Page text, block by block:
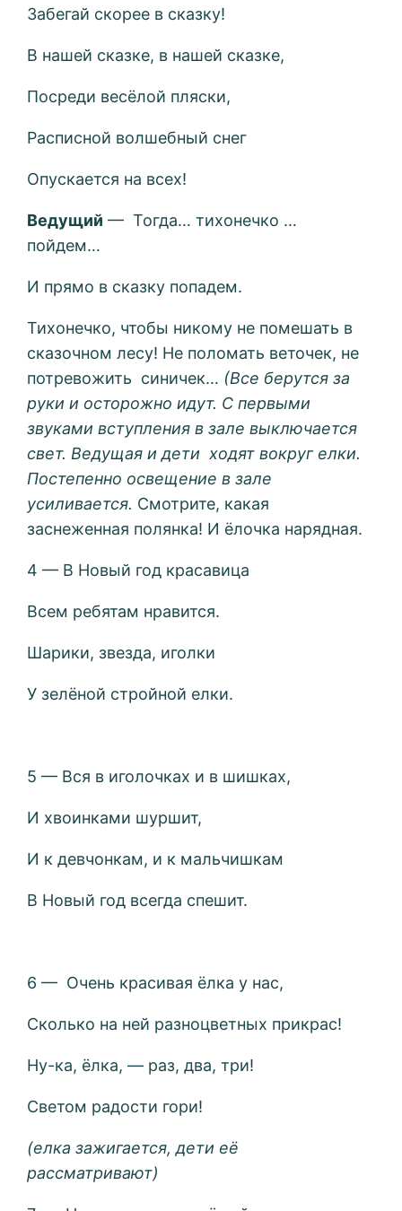
Забегай скорее в сказку!
В нашей сказке, в нашей сказке,
Посреди весёлой пляски,
Расписной волшебный снег
Опускается на всех!
Ведущий — Тогда… тихонечко …
пойдем…
И прямо в сказку попадем.
Тихонечко, чтобы никому не помешать в
сказочном лесу! Не поломать веточек, не
потревожить синичек… (Все берутся за
руки и осторожно идут. С первыми
звуками вступления в зале выключается
свет. Ведущая и дети ходят вокруг елки.
Постепенно освещение в зале
усиливается. Смотрите, какая
заснеженная полянка! И ёлочка нарядная.
4 — В Новый год красавица
Всем ребятам нравится.
Шарики, звезда, иголки
У зелёной стройной елки.
5 — Вся в иголочках и в шишках,
И хвоинками шуршит,
И к девчонкам, и к мальчишкам
В Новый год всегда спешит.
6 — Очень красивая ёлка у нас,
Сколько на ней разноцветных прикрас!
Ну-ка, ёлка, — раз, два, три!
Светом радости гори!
(елка зажигается, дети её
рассматривают)